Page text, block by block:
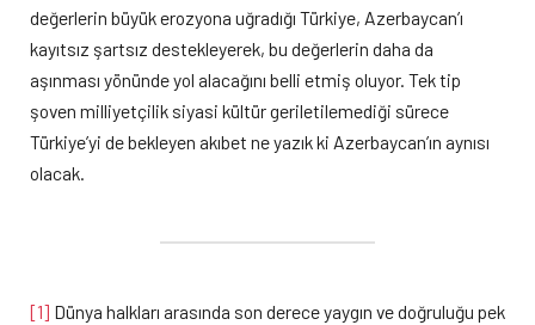
değerlerin büyük erozyona uğradığı Türkiye, Azerbaycan’ı
kayıtsız şartsız destekleyerek, bu değerlerin daha da
aşınması yönünde yol alacağını belli etmiş oluyor. Tek tip
şoven milliyetçilik siyasi kültür geriletilemediği sürece
Türkiye’yi de bekleyen akıbet ne yazık ki Azerbaycan’ın aynısı
olacak.
[1] Dünya halkları arasında son derece yaygın ve doğruluğu pek